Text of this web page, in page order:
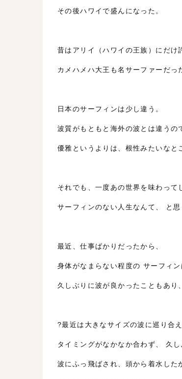
その後ハワイで盛んになった。
昔はアリイ（ハワイの王族）にだけ
カメハメハ大王も名サーファーだっ
日本のサーフィンは少し違う。
波質がもともと海外の波とは違うの
優雅というよりは、根性みたいなと
それでも、一度あの世界を味わって
サーフィンのない人生なんて、 と思
最近、仕事ばかりだったから、
身体がなまらない程度の サーフィン
久しぶりに波が良かったこともあり
?最近は大きなサイズの波に巡り合
タイミングがなかなか合わず、 久
波にふっ飛ばされ、頭から着水した